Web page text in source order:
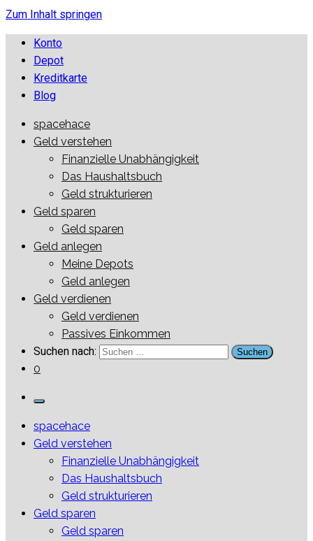
Zum Inhalt springen
Konto
Depot
Kreditkarte
Blog
spacehace.com
Wir reden über Geld
spacehace
Geld verstehen
Finanzielle Unabhängigkeit
Das Haushaltsbuch
Geld strukturieren
Geld sparen
Geld sparen
Geld anlegen
Meine Depots
Geld anlegen
Geld verdienen
Geld verdienen
Passives Einkommen
Suchen nach:
0
spacehace
Geld verstehen
Finanzielle Unabhängigkeit
Das Haushaltsbuch
Geld strukturieren
Geld sparen
Geld sparen